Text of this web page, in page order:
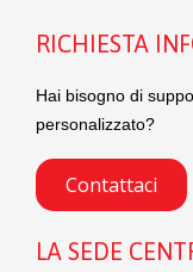
RICHIESTA
Hai bisogno di
personalizzato?
Contattaci
LA SEDE